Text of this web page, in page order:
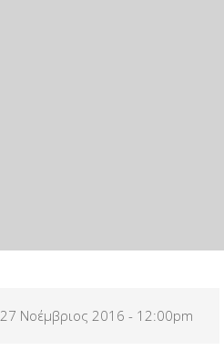
27 Νοέμβριος 2016 - 12:00pm